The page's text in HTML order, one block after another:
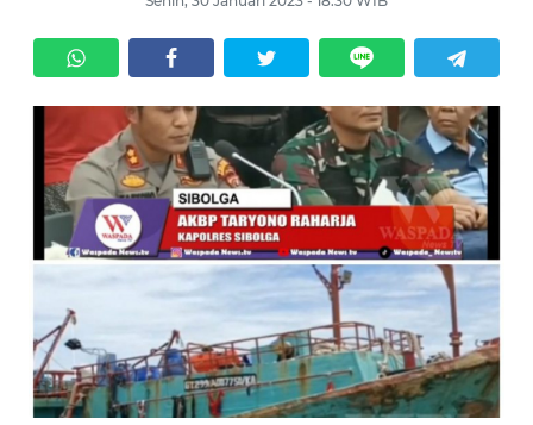
TOKOH
OPINI
Informasi
INDEKS
BERITA
KONTAK
KAMI
INFO
IKLAN